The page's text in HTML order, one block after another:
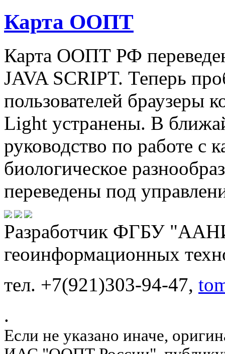
Карта ООПТ
Карта ООПТ РФ
JAVA SCRIPT. Теперь
пользователей браузеры
Light устранены. В
руководство по работе с
биологическое
переведены под
Разработчик ФГБУ
геоинформационных
тел. +7(921)303-94-47,
.
Если не указано иначе,